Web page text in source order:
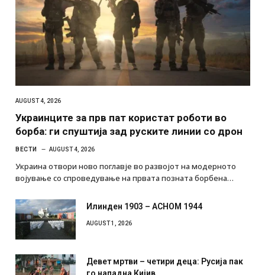
AUGUST 4, 2026
Украинците за прв пат користат роботи во
борба: ги спуштија зад руските линии со дрон
ВЕСТИ AUGUST 4, 2026
Украина отвори ново поглавје во развојот на модерното
војување со спроведување на првата позната борбена…
Илинден 1903 – АСНОМ 1944
AUGUST 1, 2026
Девет мртви – четири деца: Русија пак